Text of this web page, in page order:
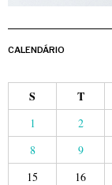
CALENDÁRIO
S T
1 2
8
9
15
16